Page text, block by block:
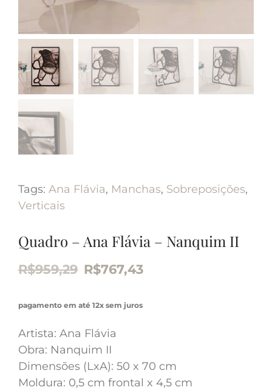
Tags: Ana Flávia, Manchas, Sobreposições,
Verticais
Quadro – Ana Flávia – Nanquim II
R$959,29 R$767,43
pagamento em até 12x sem juros
Artista: Ana Flávia
Obra: Nanquim II
Dimensões (LxA): 50 x 70 cm
Moldura: 0,5 cm frontal x 4,5 cm